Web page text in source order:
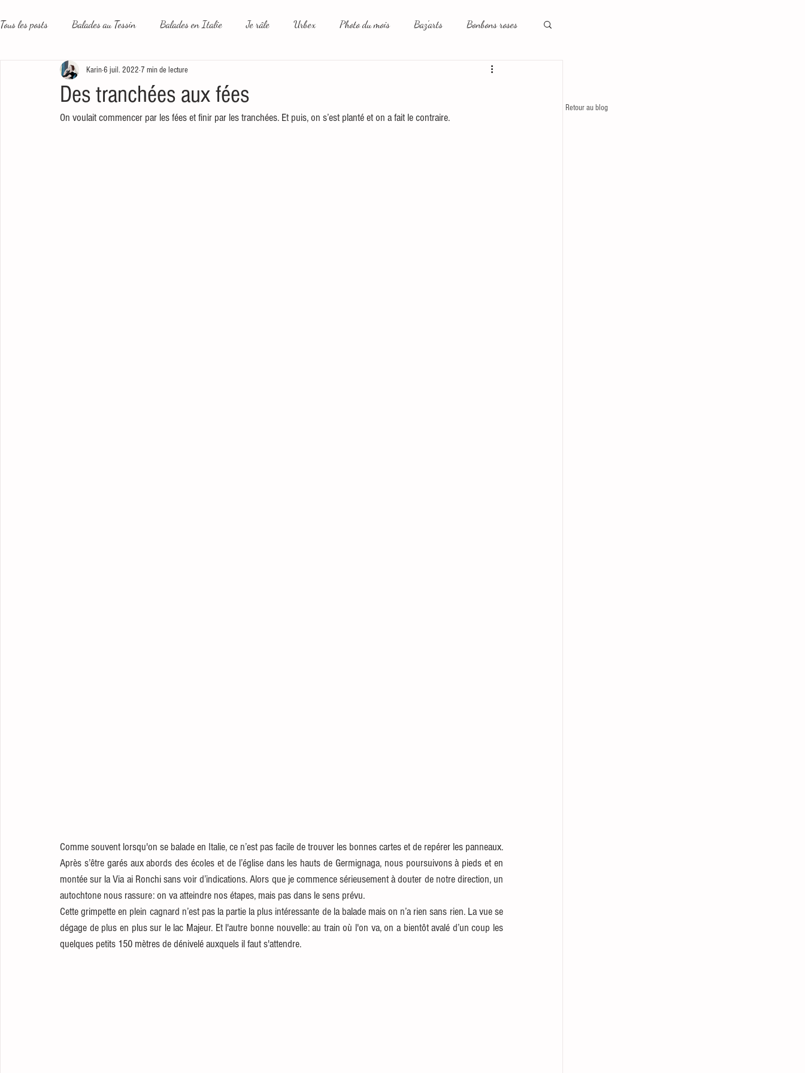
Tous les posts Balades au Tessin Balades en Italie Je râle Urbex Photo du mois Baz'arts Bonbons roses
Le plus beau métier du monde Un peu plus loin
Des tranchées aux fées
Karin6 juil. 2022 7 min de lecture
On voulait commencer par les fées et finir par les tranchées. Et puis, on s’est planté et on a fait le contraire.
Comme souvent lorsqu'on se balade en Italie, ce n’est pas facile de trouver les bonnes cartes et de repérer les panneaux.
Après s’être garés aux abords des écoles et de l’église dans les hauts de Germignaga, nous poursuivons à pieds et en
montée sur la Via ai Ronchi sans voir d’indications. Alors que je commence sérieusement à douter de notre direction, un
autochtone nous rassure: on va atteindre nos étapes, mais pas dans le sens prévu.
Cette grimpette en plein cagnard n’est pas la partie la plus intéressante de la balade mais on n’a rien sans rien. La vue se
dégage de plus en plus sur le lac Majeur. Et l'autre bonne nouvelle: au train où l'on va, on a bientôt avalé d’un coup les
quelques petits 150 mètres de dénivelé auxquels il faut s'attendre.
Retour au blog